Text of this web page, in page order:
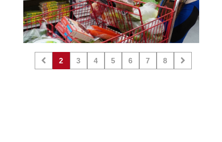
2 3 4 5 6 7 8